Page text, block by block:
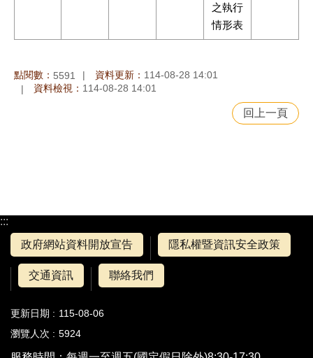
之執行
情形表
點閱數： 5591 資料更新： 114-08-28 14:01
資料檢視： 114-08-28 14:01
回上一頁
:::
政府網站資料開放宣告
隱私權暨資訊安全政策
交通資訊 聯絡我們
更新日期
115-08-06
瀏覽人次
5924